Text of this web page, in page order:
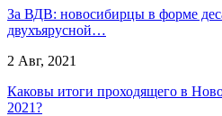
За ВДВ: новосибирцы в форме
двухъярусной…
2 Авг, 2021
Каковы итоги проходящего в
2021?